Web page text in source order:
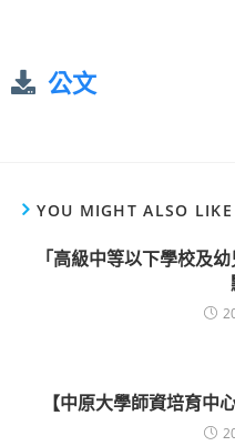
公文
YOU MIGHT ALSO LIKE
「高級中等以下學校及
【中原大學師資培育中